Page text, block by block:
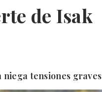
de Isak
tensiones graves